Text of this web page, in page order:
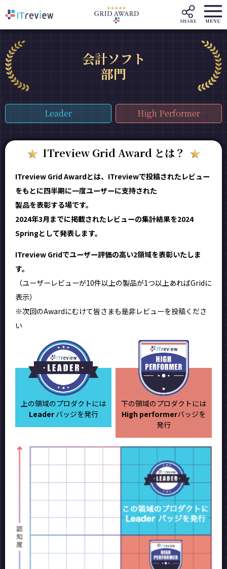
会計ソフト
部門
Leader High Performer
ITreview Grid Award とは？
ITreview Grid Awardとは、ITreviewで投稿されたレビュー
をもとに四半期に一度ユーザーに支持された
製品を表彰する場です。
2024年3月までに掲載されたレビューの集計結果を2024
Springとして発表します。
ITreview Gridでユーザー評価の高い2領域を表彰いたしま
す。
（ユーザーレビューが10件以上の製品が1つ以上あればGridに
表示）
※次回のAwardにむけて皆さまも是非レビューを投稿くださ
い
上の領域のプロダクトには
Leaderバッジを発行
下の領域のプロダクトには
High performerバッジを
発行